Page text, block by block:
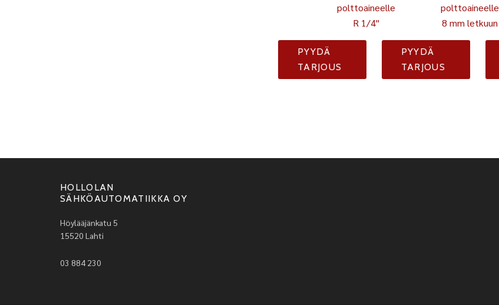
polttoaineelle
R 1/4"
PYYDÄ
TARJOUS
polttoaineelle
8 mm letkuun
PYYDÄ
TARJOUS
HOLLOLAN
SÄHKÖAUTOMATIIKKA OY
Höylääjänkatu 5
15520 Lahti
03 884 230